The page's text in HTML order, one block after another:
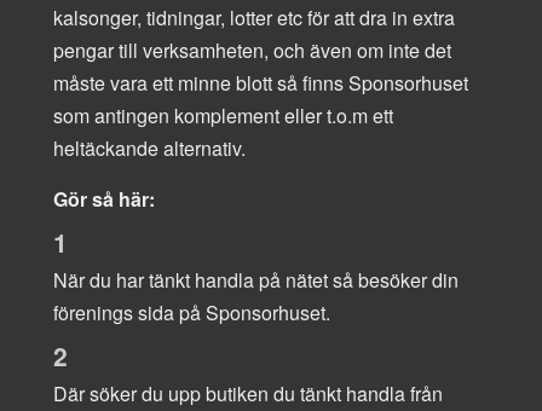
kalsonger, tidningar, lotter etc för att dra in extra
pengar till verksamheten, och även om inte det
måste vara ett minne blott så finns Sponsorhuset
som antingen komplement eller t.o.m ett
heltäckande alternativ.
Gör så här:
1
När du har tänkt handla på nätet så besöker din
förenings sida på Sponsorhuset.
2
Där söker du upp butiken du tänkt handla från